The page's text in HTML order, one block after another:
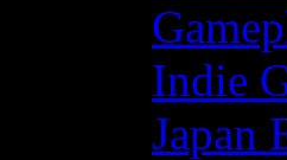
Indie
Japan